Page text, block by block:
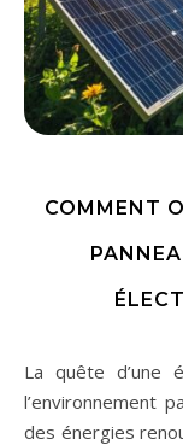
COMMENT
La quête d’une électricité propre et respectueuse de
l’environnement
des énergies